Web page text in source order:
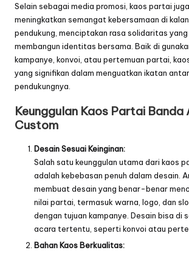
Selain sebagai media promosi, kaos partai
meningkatkan semangat kebersamaan di
pendukung, menciptakan rasa solidaritas
membangun identitas bersama. Baik di
kampanye, konvoi, atau pertemuan partai,
yang signifikan dalam menguatkan ikatan
pendukungnya.
Keunggulan Kaos Partai Banda
Custom
Desain Sesuai Keinginan:
Salah satu keunggulan utama dari kaos
adalah kebebasan penuh dalam desain.
membuat desain yang benar-benar
nilai partai, termasuk warna, logo, dan
dengan tujuan kampanye. Desain bisa di
acara tertentu, seperti konvoi atau
Bahan Kaos Berkualitas: